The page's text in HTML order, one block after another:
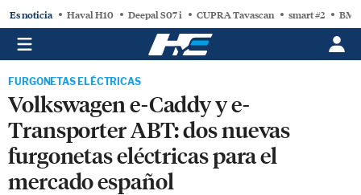
Es noticia Haval H10 Deepal S07 i CUPRA Tavascan smart #2
FURGONETAS ELÉCTRICAS
Volkswagen e-Caddy y e-
Transporter ABT: dos nuevas
furgonetas eléctricas para el
mercado español